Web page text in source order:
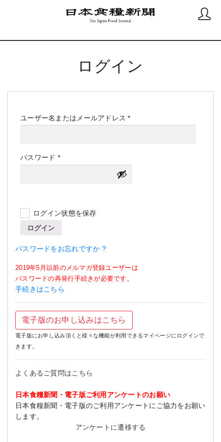
ログイン
ユーザー名またはメールアドレス*必
パスワード *必
須
ログイン状態を保存
ログイン
パスワードをお忘れですか ?
2019年5月以前のメルマガ登録ユーザーは
パスワードの再発行手続きが必要です。
手続きはこちら
電子版のお申し込みはこちら
電子版にお申し込み頂くと様々な機能が利用できるマイページにログインで
きます。
よくあるご質問はこちら
日本食糧新聞・電子版ご利用アンケートのお願い
日本食糧新聞・電子版のご利用アンケートにご協力をお願い
します。
アンケートに遷移する